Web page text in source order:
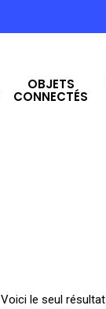
OBJETS
CONNECTÉS
Voici le seul résultat